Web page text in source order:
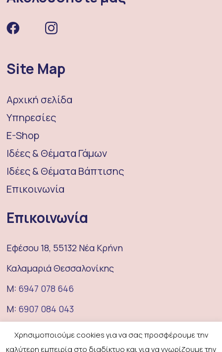
Site Map
Αρχική σελίδα
Υπηρεσίες
E-Shop
Ιδέες & Θέματα Γάμων
Ιδέες & Θέματα Βάπτισης
Επικοινωνία
Επικοινωνία
Εφέσου 18, 55132 Νέα Κρήνη
Καλαμαριά Θεσσαλονίκης
M: 6947 078 646
M: 6907 084 043
coufeterie@gmail.com
Χρησιμοποιούμε cookies για να σας προσφέρουμε την
καλύτερη εμπειρία στο διαδίκτυο και για να γνωρίζουμε την